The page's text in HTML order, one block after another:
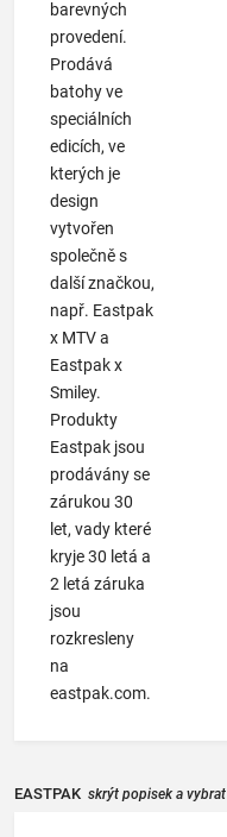
barevných
provedení.
Prodává
batohy ve
speciálních
edicích, ve
kterých je
design
vytvořen
společně s
další značkou,
např. Eastpak
x MTV a
Eastpak x
Smiley.
Produkty
Eastpak jsou
prodávány se
zárukou 30
let, vady které
kryje 30 letá a
2 letá záruka
jsou
rozkresleny
na
eastpak.com.
EASTPAK skrýt popisek a vybrat